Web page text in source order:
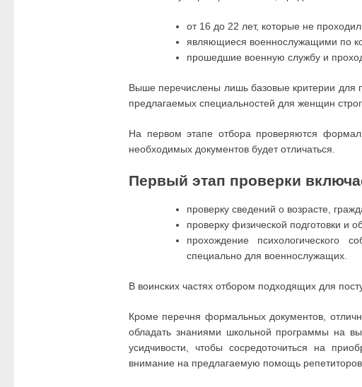
от 16 до 22 лет, которые не
являющиеся военнослужащими по
прошедшие военную службу и
Выше перечислены лишь базовые критерии для
предлагаемых специальностей для женщин
На первом этапе отбора проверяются
необходимых документов будет отличаться.
Первый этап проверки
проверку сведений о возрасте,
проверку физической подготовки и
прохождение психологического
специально для военнослужащих.
В воинских частях отбором подходящих для
Кроме перечня формальных документов,
обладать знаниями школьной программы на
усидчивости, чтобы сосредоточиться на
внимание на предлагаемую помощь